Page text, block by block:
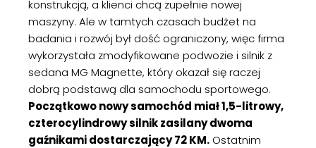
konstrukcją, a klienci chcą zupełnie nowej
maszyny. Ale w tamtych czasach budżet na
badania i rozwój był dość ograniczony, więc firma
wykorzystała zmodyfikowane podwozie i silnik z
sedana MG Magnette, który okazał się raczej
dobrą podstawą dla samochodu sportowego.
Początkowo nowy samochód miał 1,5-litrowy,
czterocylindrowy silnik zasilany dwoma
gaźnikami dostarczający 72 KM. Ostatnim